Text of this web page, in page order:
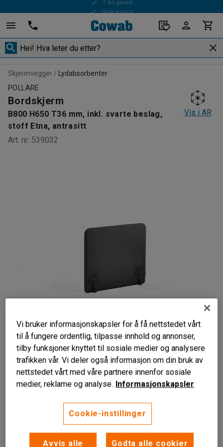
Rask levering
Skjermvegger
Lydabsorbenter
POLLARE
Bordskjerm
B800 H650 T36 mm, inkl. svarte beslag,
stoff Etna, antrasitt
Art. nr: 539032
Vis i AR
Lydabsorberende
Solid
Vi bruker informasjonskapsler for å få nettstedet vårt
til å fungere ordentlig, tilpasse innhold og annonser,
tilby funksjoner knyttet til sosiale medier og analysere
trafikken vår. Vi deler også informasjon om din bruk av
nettstedet vårt med våre partnere innenfor sosiale
medier, reklame og analyse. Informasjonskapsler
Cookie-instillinger
Avvis alle Godta alle cookier